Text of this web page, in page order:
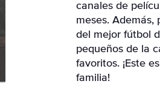
canales de
meses. Además,
del mejor fútbol
pequeños de la
favoritos. ¡Este
familia!